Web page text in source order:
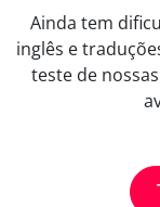
Ainda tem
inglês e
teste de